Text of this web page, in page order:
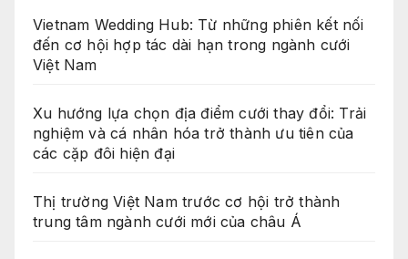
Vietnam Wedding Hub: Từ những phiên kết nối
đến cơ hội hợp tác dài hạn trong ngành cưới
Việt Nam
Xu hướng lựa chọn địa điểm cưới thay đổi: Trải
nghiệm và cá nhân hóa trở thành ưu tiên của
các cặp đôi hiện đại
Thị trường Việt Nam trước cơ hội trở thành
trung tâm ngành cưới mới của châu Á